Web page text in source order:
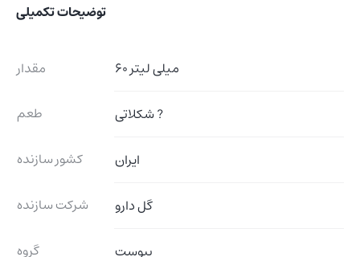
توضیحات تکمیلی
مقدار
60 میلی لیتر
طعم
شکلاتی ?
کشور سازنده
ایران
شرکت سازنده
گل دارو
گروه
یبوست